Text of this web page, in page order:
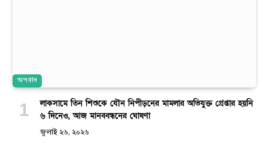
অপরাধ
লাকসামে তিন শিশুকে যৌন নিপীড়নের মামলার অভিযুক্ত গ্রেপ্তার হয়নি
৬ দিনেও, আজ মানববন্ধনের ঘোষণা
জুলাই ২৬, ২০২৬